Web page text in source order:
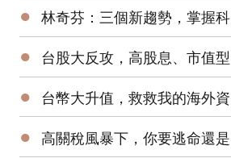
● 林奇芬：三個新趨勢，掌握科技投資密碼
● 台股大反攻，高股息、市值型ETF該抱誰?
● 台幣大升值，救救我的海外資產！
● 高關稅風暴下，你要逃命還是加碼?